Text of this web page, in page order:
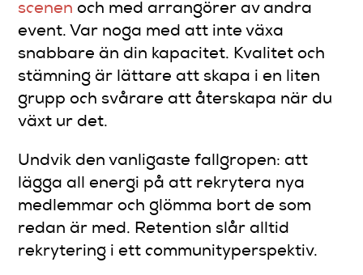
scenen och med arrangörer av andra
event. Var noga med att inte växa
snabbare än din kapacitet. Kvalitet och
stämning är lättare att skapa i en liten
grupp och svårare att återskapa när du
växt ur det.
Undvik den vanligaste fallgropen: att
lägga all energi på att rekrytera nya
medlemmar och glömma bort de som
redan är med. Retention slår alltid
rekrytering i ett communityperspektiv.